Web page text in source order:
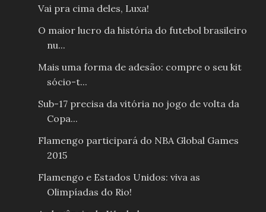
Vai pra cima deles, Luxa!
O maior lucro da história do futebol brasileiro
nu...
Mais uma forma de adesão: compre o seu kit
sócio-t...
Sub-17 precisa da vitória no jogo de volta da
Copa...
Flamengo participará do NBA Global Games
2015
Flamengo e Estados Unidos: viva as
Olimpíadas do Rio!